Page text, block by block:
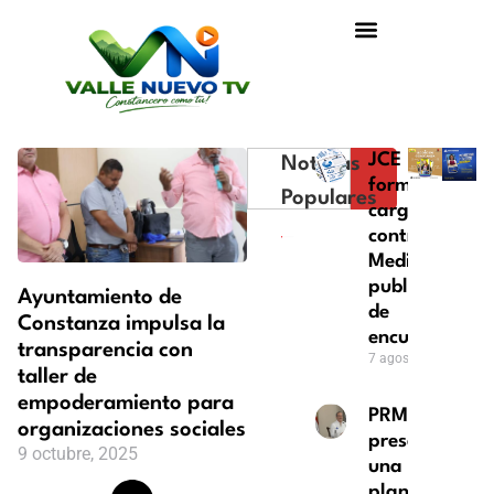
Ayuntamiento de
Constanza impulsa la
transparencia con
taller de
empoderamiento para
organizaciones sociales
9 octubre, 2025
Noticias
Populares
JCE
formula
cargos
contra ACD
Media por
publicación
de
encuestas
7 agosto, 2026
PRM
presentará
una